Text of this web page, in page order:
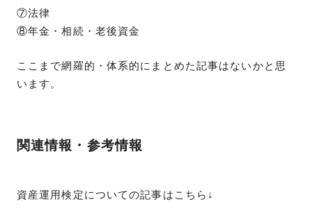
⑦法律
⑧年金・相続・老後資金
ここまで網羅的・体系的にまとめた記事はないかと思
います。
関連情報・参考情報
資産運用検定についての記事はこちら↓